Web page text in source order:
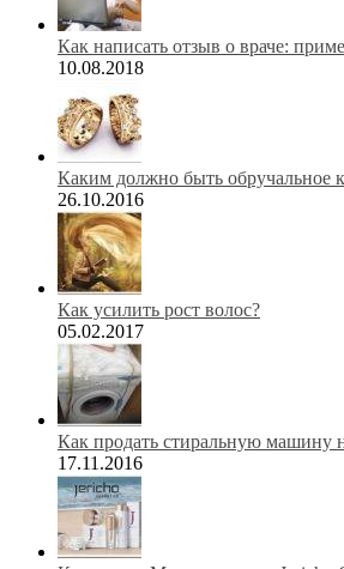
Как написать отзыв о враче:
10.08.2018
Каким должно быть обручальное
26.10.2016
Как усилить рост волос?
05.02.2017
Как продать стиральную машину
17.11.2016